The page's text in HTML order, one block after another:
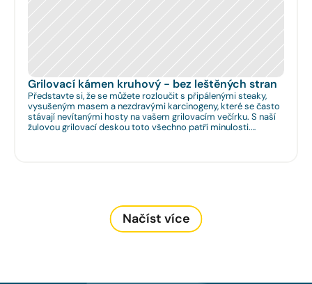
Grilovací kámen kruhový - bez leštěných stran
Představte si, že se můžete rozloučit s připálenými steaky,
vysušeným masem a nezdravými karcinogeny, které se často
stávají nevítanými hosty na vašem grilovacím večírku. S naší
žulovou grilovací deskou toto všechno patří minulosti.
Načíst více